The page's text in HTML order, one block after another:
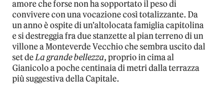
amore che forse non ha sopportato il peso di
convivere con una vocazione così totalizzante. Da
un anno è ospite di un’altolocata famiglia capitolina
e si destreggia fra due stanzette al pian terreno di un
villone a Monteverde Vecchio che sembra uscito dal
set deLa grande bellezza, proprio in cima al
Gianicolo a poche centinaia di metri dalla terrazza
più suggestiva della Capitale.